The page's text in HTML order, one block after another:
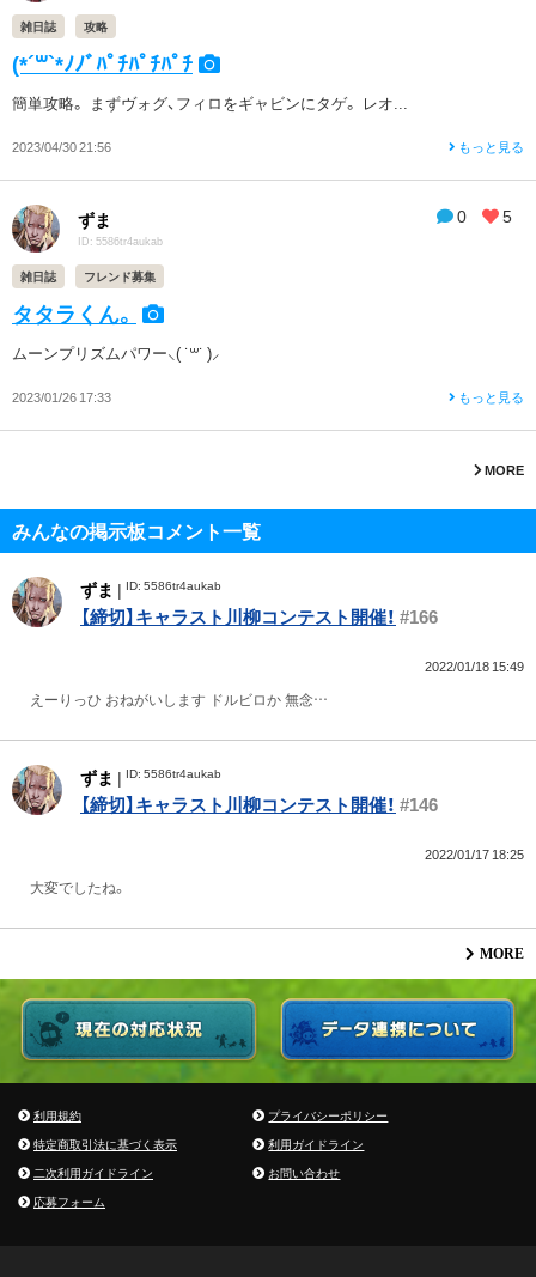
雑日誌 攻略
(*´꒳`*ﾉﾉﾞﾊﾟﾁﾊﾟﾁﾊﾟﾁ
簡単攻略。 まずヴォグ、フィロをギャビンにタゲ。 レオ...
2023/04/30 21:56 もっと見る
0 5
ずま
ID: 5586tr4aukab
雑日誌 フレンド募集
タタラくん。
ムーンプリズムパワー⸜( ˙꒳˙ )⸝
2023/01/26 17:33 もっと見る
MORE
みんなの掲示板コメント一覧
ずま | ID: 5586tr4aukab
【締切】キャラスト川柳コンテスト開催！ #166
2022/01/18 15:49
えーりっひ おねがいします ドルビロか 無念…
ずま | ID: 5586tr4aukab
【締切】キャラスト川柳コンテスト開催！ #146
2022/01/17 18:25
大変でしたね。
MORE
利用規約
プライバシーポリシー
特定商取引法に基づく表示
利用ガイドライン
二次利用ガイドライン
お問い合わせ
応募フォーム